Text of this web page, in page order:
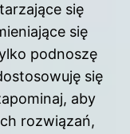
się
się
podnoszę
się
aby
rozwiązań,